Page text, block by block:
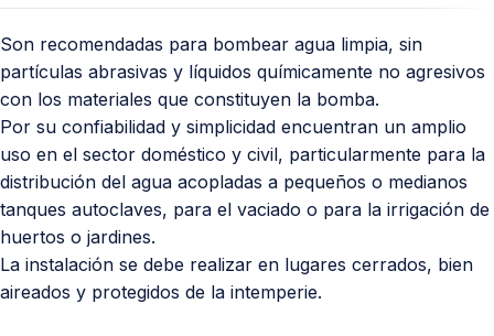
Son recomendadas para bombear agua limpia, sin
partículas abrasivas y líquidos químicamente no agresivos
con los materiales que constituyen la bomba.
Por su confiabilidad y simplicidad encuentran un amplio
uso en el sector doméstico y civil, particularmente para la
distribución del agua acopladas a pequeños o medianos
tanques autoclaves, para el vaciado o para la irrigación de
huertos o jardines.
La instalación se debe realizar en lugares cerrados, bien
aireados y protegidos de la intemperie.